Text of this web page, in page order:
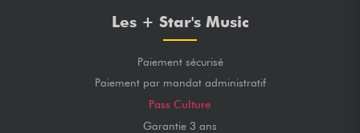
Les + Star's Music
Paiement sécurisé
Paiement par mandat administratif
Pass Culture
Garantie 3 ans